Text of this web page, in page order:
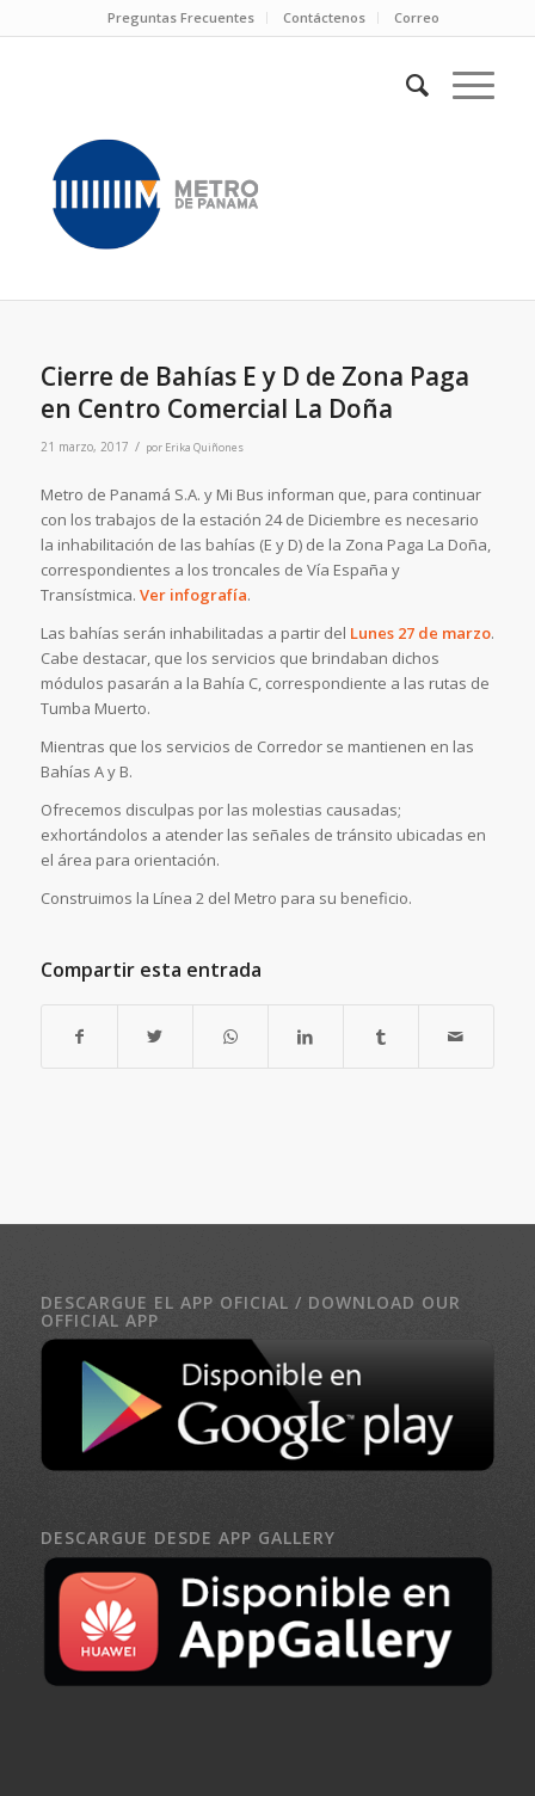
Preguntas Frecuentes Contáctenos Correo
Cierre de Bahías E y D de Zona Paga
en Centro Comercial La Doña
21 marzo, 2017 / por Erika Quiñones
Metro de Panamá S.A. y Mi Bus informan que, para continuar
con los trabajos de la estación 24 de Diciembre es necesario
la inhabilitación de las bahías (E y D) de la Zona Paga La Doña,
correspondientes a los troncales de Vía España y
Transístmica. Ver infografía.
Las bahías serán inhabilitadas a partir del Lunes 27 de marzo.
Cabe destacar, que los servicios que brindaban dichos
módulos pasarán a la Bahía C, correspondiente a las rutas de
Tumba Muerto.
Mientras que los servicios de Corredor se mantienen en las
Bahías A y B.
Ofrecemos disculpas por las molestias causadas;
exhortándolos a atender las señales de tránsito ubicadas en
el área para orientación.
Construimos la Línea 2 del Metro para su beneficio.
Compartir esta entrada
DESCARGUE EL APP OFICIAL / DOWNLOAD OUR
OFFICIAL APP
DESCARGUE DESDE APP GALLERY